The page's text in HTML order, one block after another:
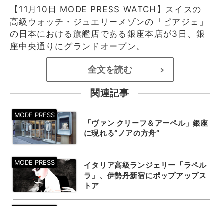
【11月10日 MODE PRESS WATCH】スイスの
高級ウォッチ・ジュエリーメゾンの「ピアジェ」
の日本における旗艦店である銀座本店が3日、銀
座中央通りにグランドオープン。
全文を読む >
関連記事
「ヴァン クリーフ＆アーペル」銀座
に現れる“ノアの方舟”
イタリア高級ランジェリー「ラペル
ラ」、伊勢丹新宿にポップアップス
トア